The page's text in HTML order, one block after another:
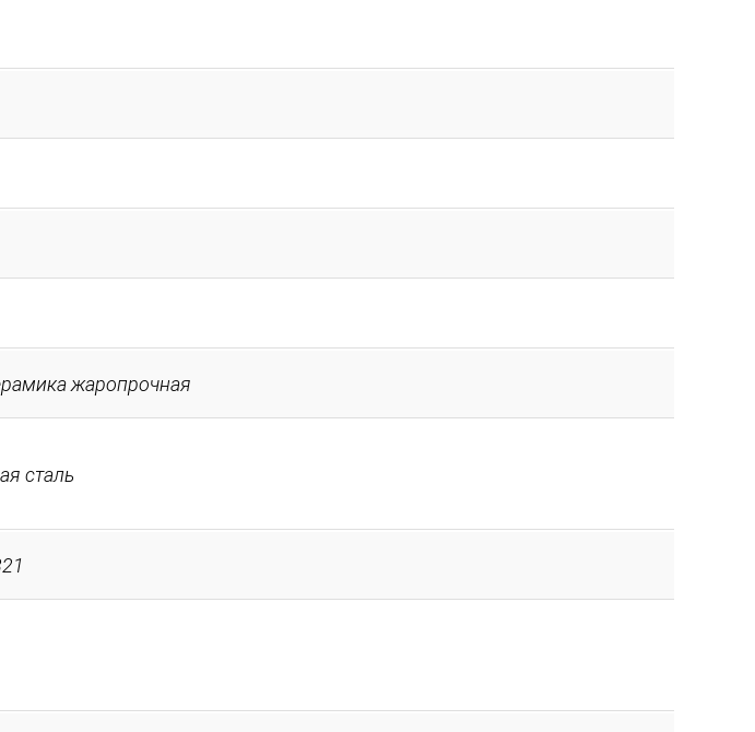
жаропрочная
сталь